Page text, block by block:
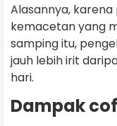
Alasannya,
kemacetan yang
samping itu,
jauh lebih irit
hari.
Dampak